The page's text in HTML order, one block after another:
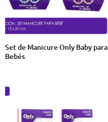
Set de Manicure Only Baby para
Bebés